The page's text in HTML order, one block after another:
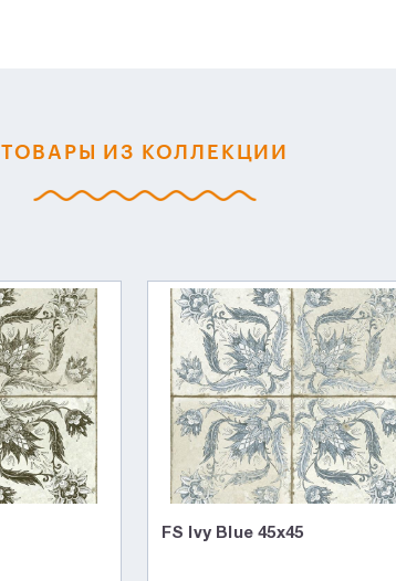
ТОВАРЫ ИЗ КОЛЛЕКЦИИ
FS Ivy Blue 45х45